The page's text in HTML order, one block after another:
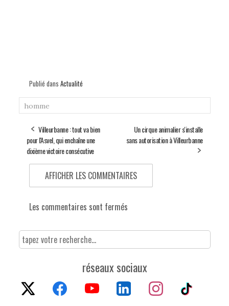
Publié dans Actualité
homme
Villeurbanne : tout va bien
pour l'Asvel, qui enchaîne une
dixième victoire consécutive
Un cirque animalier s'installe
sans autorisation à Villeurbanne
AFFICHER LES COMMENTAIRES
Les commentaires sont fermés
réseaux sociaux